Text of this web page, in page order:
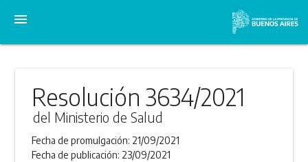
menu
Resolución 3634/2021
del Ministerio de Salud
Fecha de promulgación: 21/09/2021
Fecha de publicación: 23/09/2021